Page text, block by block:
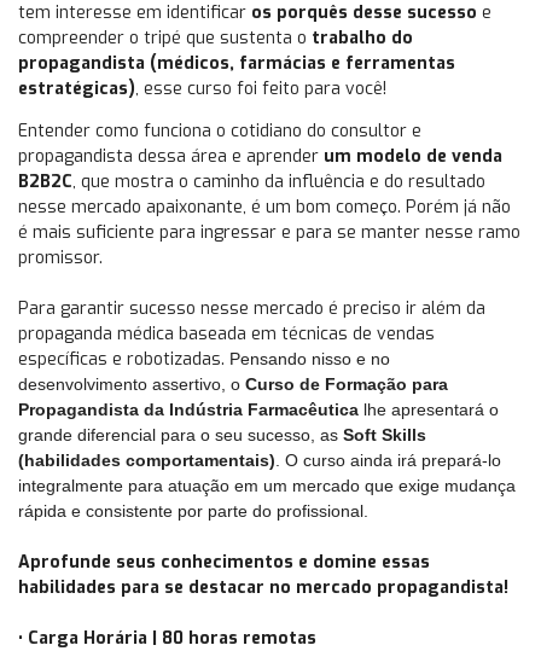
tem interesse em identificar os porquês desse sucesso e
compreender o tripé que sustenta o trabalho do
propagandista (médicos, farmácias e ferramentas
estratégicas), esse curso foi feito para você!
Entender como funciona o cotidiano do consultor e
propagandista dessa área e aprender um modelo de venda
B2B2C, que mostra o caminho da influência e do resultado
nesse mercado apaixonante, é um bom começo. Porém já não
é mais suficiente para ingressar e para se manter nesse ramo
promissor.
Para garantir sucesso nesse mercado é preciso ir além da
propaganda médica baseada em técnicas de vendas
específicas e robotizadas. Pensando nisso e no
desenvolvimento assertivo, o Curso de Formação para
Propagandista da Indústria Farmacêutica lhe apresentará o
grande diferencial para o seu sucesso, as Soft Skills
(habilidades comportamentais) . O curso ainda irá prepará-lo
integralmente para atuação em um mercado que exige mudança
rápida e consistente por parte do profissional.
Aprofunde seus conhecimentos e domine essas
habilidades para se destacar no mercado propagandista!
• Carga Horária | 80 horas remotas